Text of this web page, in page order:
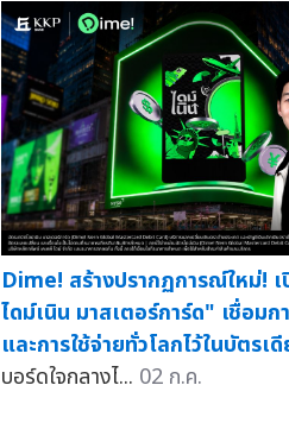
Dime! สร้างปรากฏการณ์ใหม่!
ไดม์เนิน มาสเตอร์การ์ด" เชื่อม
และการใช้จ่ายทั่วโลกไว้ในบัตรเ
บอร์ดใจกลางไ... 02 ก.ค.